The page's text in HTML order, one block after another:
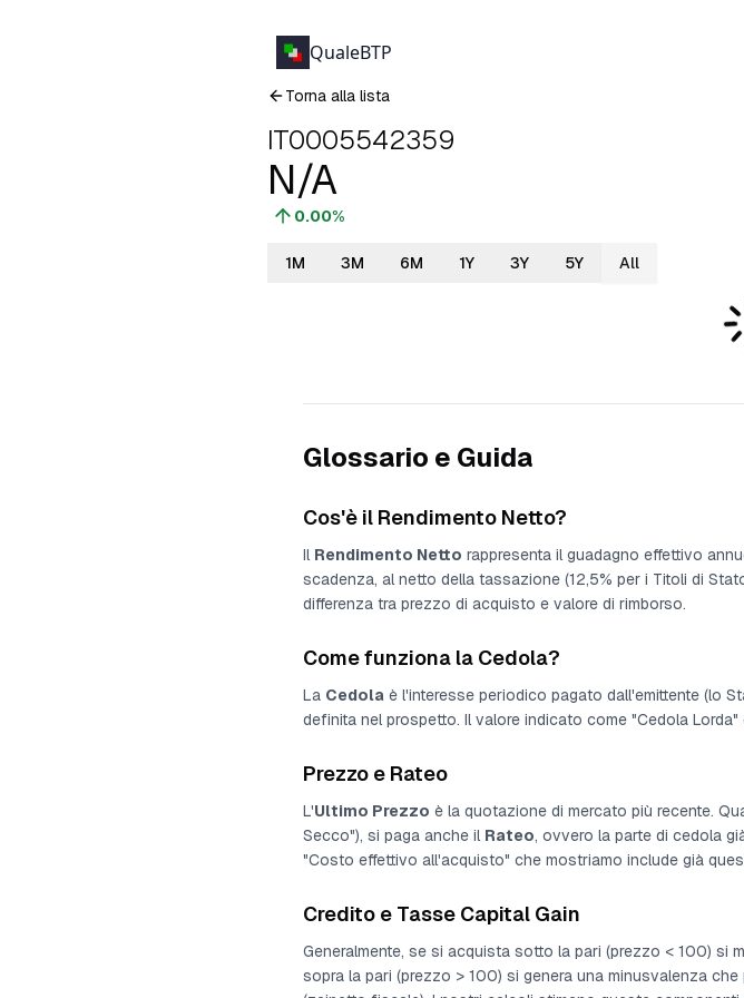
QualeBTP
Torna alla lista
IT0005542359
N/A
0.00%
1M 3M 6M 1Y 3Y 5Y All
Glossario e Guida
Cos'è il Rendimento Netto?
Il Rendimento Netto rappresenta il guadagno effettivo
scadenza, al netto della tassazione (12,5% per i Titoli di
differenza tra prezzo di acquisto e valore di rimborso.
Come funziona la Cedola?
La Cedola è l'interesse periodico pagato dall'emittente (lo
definita nel prospetto. Il valore indicato come "Cedola
Prezzo e Rateo
L'Ultimo Prezzo è la quotazione di mercato più recente.
Secco"), si paga anche il Rateo, ovvero la parte di cedola
"Costo effettivo all'acquisto" che mostriamo include già
Credito e Tasse Capital Gain
Generalmente, se si acquista sotto la pari (prezzo < 100) si
sopra la pari (prezzo > 100) si genera una minusvalenza